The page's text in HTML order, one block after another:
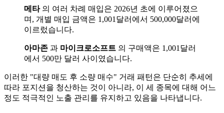
메타의 여러 차례 매입은 2026년 초에 이루어졌으
며, 개별 매입 금액은 1,001달러에서 500,000달러에
이르렀습니다.
아마존 과 마이크로소프트 의 구매액은 1,001달러
에서 500만 달러 사이였습니다.
이러한 "대량 매도 후 소량 매수" 거래 패턴은 단순히 추세에
따라 포지션을 청산하는 것이 아니라, 이 세 종목에 대해 어느
정도 적극적인 노출 관리를 유지하고 있음을 나타냅니다.